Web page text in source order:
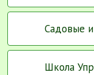
Садовые
Школа